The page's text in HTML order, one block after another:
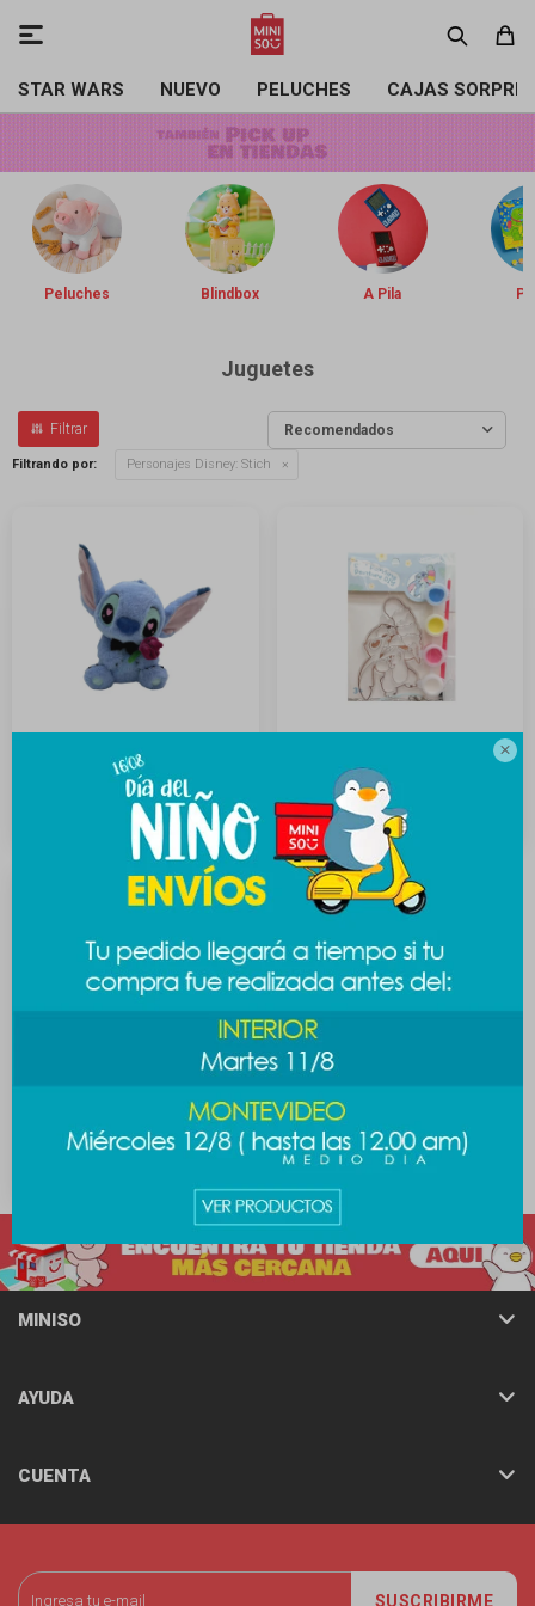

STAR WARS NUEVO PELUCHES CAJAS

Peluches Blindbox A Pila
Juguetes
Recomendados
Filtrando por: Personajes Disney: Stich
Peluche Stitch romantic Set de pintura Stitch - Stitch
$ 189
Peluche Stitch
SUSCRIBIRME
MINISO
AYUDA
CUENTA